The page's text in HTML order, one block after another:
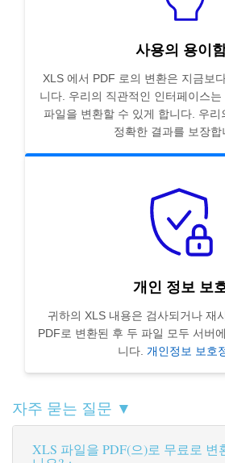
사용의 용이
XLS 에서 PDF 로의 변환은 지금보
니다. 우리의 직관적인 인터페이스
파일을 변환할 수 있게 합니다. 우리
정확한 결과를 보장합
개인 정보 보
귀하의 XLS 내용은 검사되거나 재
PDF로 변환된 후 두 파일 모두 서버
니다. 개인정보 보호
자주 묻는 질문 ▼
XLS 파일을 PDF(으)로 무료로 변